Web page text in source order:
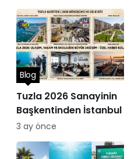
Tuzla 2026 Sanayinin
Başkentinden İstanbul
Blog
3 ay önce